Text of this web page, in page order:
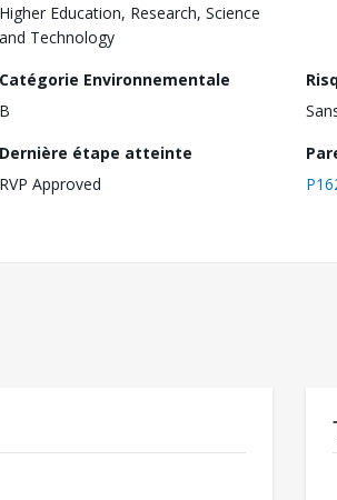
Higher Education, Research, Science
and Technology
Catégorie Environnementale
B
Dernière étape atteinte
RVP Approved